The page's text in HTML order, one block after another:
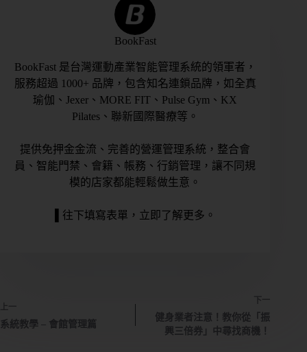
BookFast
BookFast 是台灣運動產業智能管理系統的領軍者，
服務超過 1000+ 品牌，包含知名連鎖品牌，如全真
瑜伽、Jexer、MORE FIT、Pulse Gym、KX
Pilates、聯新國際醫療等。
提供免押金金流、完善的營運管理系統，整合會
員、智能門禁、會籍、帳務、行銷管理，讓不同規
模的店家都能輕鬆做生意。
▌往下填寫表單，立即了解更多。
上一
系統教學 – 會館管理篇
下一
健身業者注意！教你從「振
興三倍券」中尋找商機！
進
出
多
免
費